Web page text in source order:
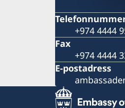
+974 4444
Fax
+974 4444
E-postadress